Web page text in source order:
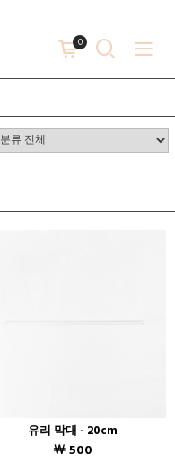
0
유리 막대 - 20cm
￦ 500